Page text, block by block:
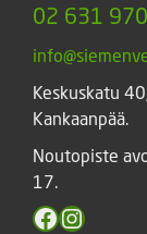
02 631
Keskuskatu
Kankaanpää.
Noutopiste
17.
Facebook